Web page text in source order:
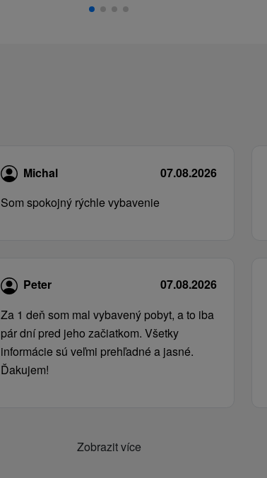
Michal
07.08.2026
Som spokojný rýchle vybavenie
Peter
07.08.2026
Za 1 deň som mal vybavený pobyt, a to iba
pár dní pred jeho začiatkom. Všetky
informácie sú veľmi prehľadné a jasné.
Ďakujem!
Zobrazit více